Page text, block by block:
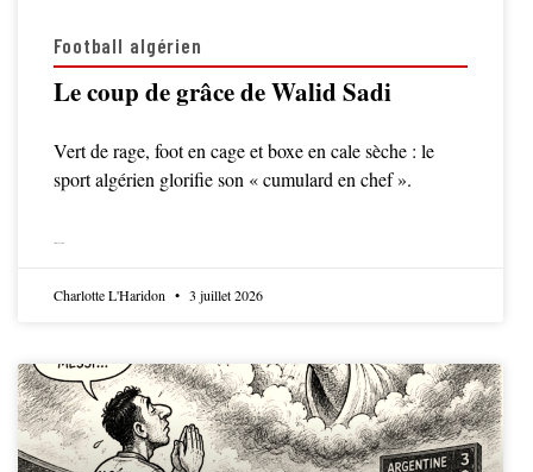
Football algérien
Le coup de grâce de Walid Sadi
Vert de rage, foot en cage et boxe en cale sèche : le
sport algérien glorifie son « cumulard en chef ».
Charlotte L'Haridon 3 juillet 2026